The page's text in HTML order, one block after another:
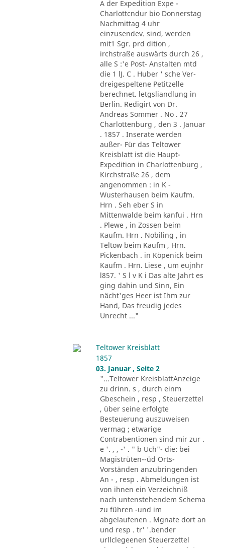
A der Expedition Expe -
Charlottcndur bio Donnerstag
Nachmittag 4 uhr
einzusendev. sind, werden
mit1 Sgr. prd dition ,
irchstraße auswärts durch 26 ,
alle S :'e Post- Anstalten mtd
die 1 lJ. C . Huber ' sche Ver-
dreigespeltene Petitzelle
berechnet. letgsliandlung in
Berlin. Redigirt von Dr.
Andreas Sommer . No . 27
Charlottenburg , den 3 . Januar
. 1857 . Inserate werden
außer- Für das Teltower
Kreisblatt ist die Haupt-
Expedition in Charlottenburg ,
Kirchstraße 26 , dem
angenommen : in K -
Wusterhausen beim Kaufm.
Hrn . Seh eber S in
Mittenwalde beim kanfui . Hrn
. Plewe , in Zossen beim
Kaufm. Hrn . Nobiling , in
Teltow beim Kaufm , Hrn.
Pickenbach . in Köpenick beim
Kaufm . Hrn. Liese , um eujnhr
l857. ' S l v K i Das alte Jahrt es
ging dahin und Sinn, Ein
nächt'ges Heer ist Ihm zur
Hand, Das freudig jedes
Unrecht ..."
Teltower Kreisblatt
1857
03. Januar , Seite 2
"...Teltower KreisblattAnzeige
zu drinn. s , durch einm
Gbeschein , resp , Steuerzettel
, über seine erfolgte
Besteuerung auszuweisen
vermag ; etwarige
Contrabentionen sind mir zur .
e '. , , -' . " b Uch"- die: bei
Magistrüten--üd Orts-
Vorständen anzubringenden
An - , resp . Abmeldungen ist
von ihnen ein Verzeichniß
nach untenstehendem Schema
zu führen -und im
abgelaufenen . Mgnate dort an
und resp . tr' '.bender
urllclegeenen Steuerzettel